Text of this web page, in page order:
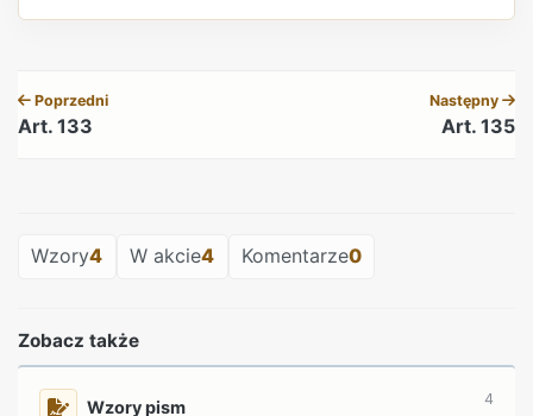
Poprzedni
Art. 133
Następny
Art. 135
Wzory4 W akcie4 Komentarze0
Zobacz także
Wzory pism 4